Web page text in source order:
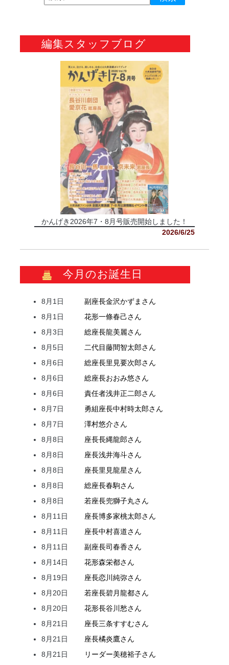
編集スタッフブログ
かんげき2026年7・8月号販売開始しました！
2026/6/25
今月のお誕生日
8月1日 副座長金沢かずま さん
8月1日
花形一條春己さん
8月3日
総座長龍美麗さん
8月5日
二代目藤間智太郎さん
8月6日
総座長里見要次郎さん
8月6日
総座長おおみ悠さん
8月6日
責任者浅井正二郎さん
8月7日
勇組座長中村時太郎さん
8月7日
澤村悠介さん
8月8日
座長長縄龍郎さん
8月8日
座長浅井海斗さん
8月8日
座長里見龍星さん
8月8日
総座長春駒さん
8月8日
若座長兜獅子丸さん
8月11日
座長博多家桃太郎さん
8月11日
座長中村喜道さん
8月11日
副座長司春香さん
8月14日
花形森栄都さん
8月19日
座長恋川純弥さん
8月20日
若座長碧月龍都さん
8月20日
花形長谷川愁さん
8月21日
座長三条すすむさん
8月21日
座長橘炎鷹さん
8月21日
リーダー美穂裕子さん